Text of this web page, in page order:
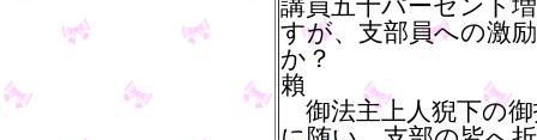
講員五十パーセント
すが、支部員への激
か？
賴
御法主上人猊下の